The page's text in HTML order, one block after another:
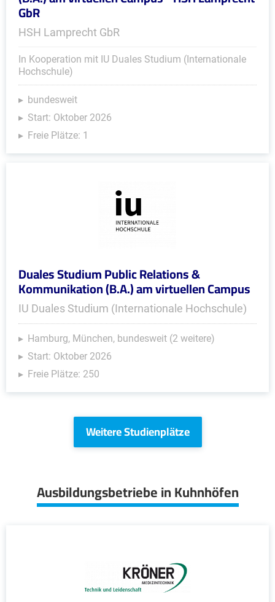
GbR
HSH Lamprecht GbR
In Kooperation mit IU Duales Studium (Internationale
Hochschule)
bundesweit
Start: Oktober 2026
Freie Plätze: 1
Duales Studium Public Relations &
Kommunikation (B.A.) am virtuellen Campus
IU Duales Studium (Internationale Hochschule)
Hamburg, München, bundesweit (2 weitere)
Start: Oktober 2026
Freie Plätze: 250
Weitere Studienplätze
Ausbildungsbetriebe in Kuhnhöfen